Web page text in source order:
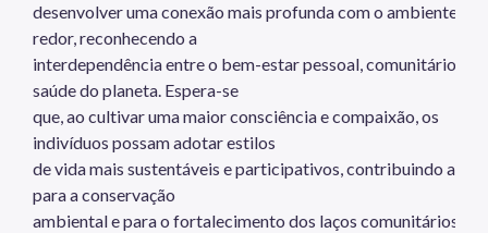
desenvolver uma conexão mais profunda com o ambiente ao
redor, reconhecendo a
interdependência entre o bem-estar pessoal, comunitário e a
saúde do planeta. Espera-se
que, ao cultivar uma maior consciência e compaixão, os
indivíduos possam adotar estilos
de vida mais sustentáveis e participativos, contribuindo assim
para a conservação
ambiental e para o fortalecimento dos laços comunitários,